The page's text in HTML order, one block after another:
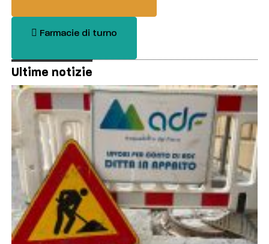
Farmacie di turno
Ultime notizie